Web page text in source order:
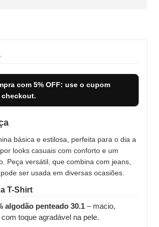
com 5% OFF: use o cupom
checkout.
básica e estilosa, perfeita para o dia a
looks casuais com conforto e um
Peça versátil, que combina com jeans,
ser usada em diversas ocasiões.
T-Shirt
algodão penteado 30.1 – macio,
toque agradável na pele.